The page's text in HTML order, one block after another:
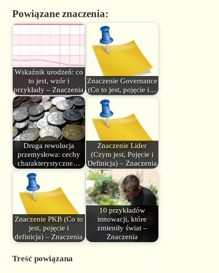
Powiązane znaczenia:
Wskaźnik urodzeń: co
to jest, wzór i
przykłady – Znaczenia
Znaczenie Governance
(Co to jest, pojęcie i…
Druga rewolucja
przemysłowa: cechy
charakterystyczne…
Znaczenie Lider
(Czym jest, Pojęcie i
Definicja) – Znaczenia
Znaczenie PKB (Co to
jest, pojęcie i
definicja) – Znaczenia
10 przykładów
innowacji, które
zmieniły świat –
Znaczenia
Treść powiązana